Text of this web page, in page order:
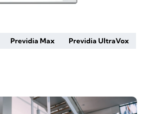
Previdia Max Previdia UltraVox